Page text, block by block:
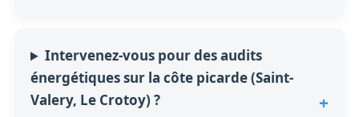
Intervenez-vous pour des audits
énergétiques sur la côte picarde (Saint-
Valery, Le Crotoy) ?